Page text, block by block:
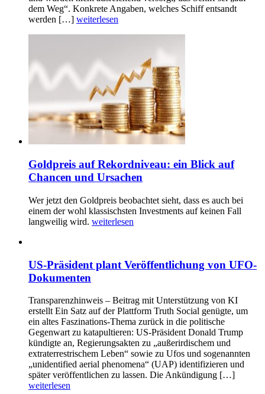
dem Weg“. Konkrete Angaben, welches Schiff entsandt
werden […] weiterlesen
Goldpreis auf Rekordniveau: ein Blick auf
Chancen und Ursachen
Wer jetzt den Goldpreis beobachtet sieht, dass es auch bei
einem der wohl klassischsten Investments auf keinen Fall
langweilig wird. weiterlesen
US-Präsident plant Veröffentlichung von UFO-
Dokumenten
Transparenzhinweis – Beitrag mit Unterstützung von KI
erstellt Ein Satz auf der Plattform Truth Social genügte, um
ein altes Faszinations-Thema zurück in die politische
Gegenwart zu katapultieren: US-Präsident Donald Trump
kündigte an, Regierungsakten zu „außerirdischem und
extraterrestrischem Leben“ sowie zu Ufos und sogenannten
„unidentified aerial phenomena“ (UAP) identifizieren und
später veröffentlichen zu lassen. Die Ankündigung […]
weiterlesen